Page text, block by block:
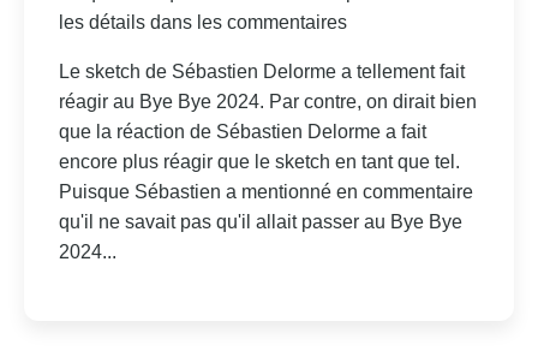
les détails dans les commentaires
Le sketch de Sébastien Delorme a tellement fait
réagir au Bye Bye 2024. Par contre, on dirait bien
que la réaction de Sébastien Delorme a fait
encore plus réagir que le sketch en tant que tel.
Puisque Sébastien a mentionné en commentaire
qu'il ne savait pas qu'il allait passer au Bye Bye
2024...